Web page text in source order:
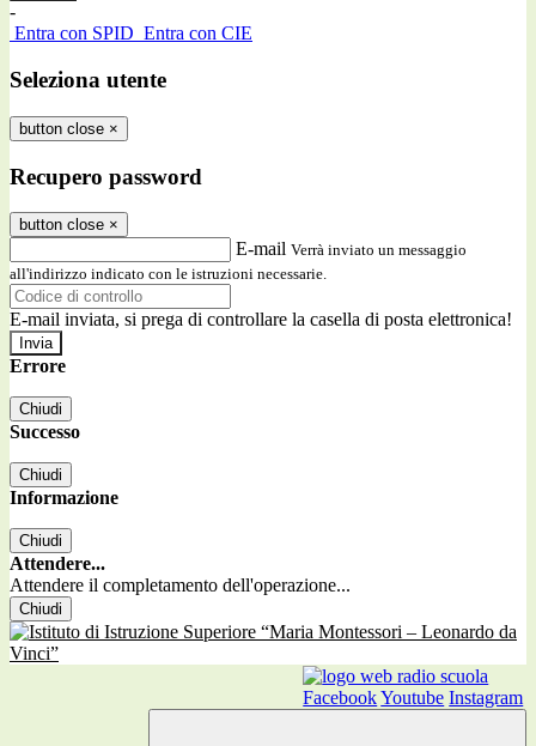
-
Entra con SPID Entra con CIE
Seleziona utente
button close ×
Recupero password
button close ×
E-mail Verrà inviato un messaggio
all'indirizzo indicato con le istruzioni necessarie.
E-mail inviata, si prega di controllare la casella di posta elettronica!
Errore
Chiudi
Successo
Chiudi
Informazione
Chiudi
Attendere...
Attendere il completamento dell'operazione...
Chiudi
FacebookYoutube Instagram